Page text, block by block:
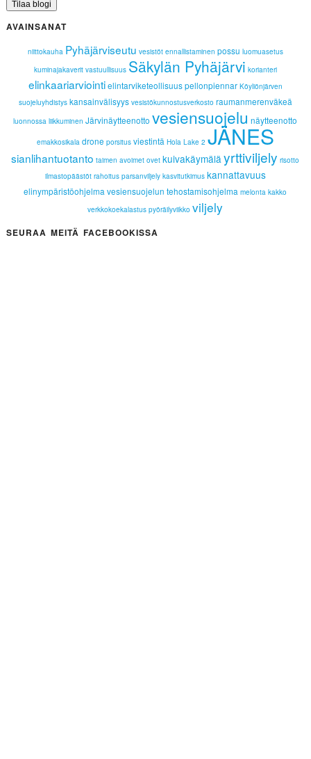
AVAINSANAT
niittokauha Pyhäjärviseutu vesistöt ennallistaminen possu luomuasetus
kuminajakaverit vastuullisuus Säkylän Pyhäjärvi korianteri
elinkaariarviointielintarviketeollisuuspellonpiennar Köyliönjärven
suojeluyhdistys kansainvälisyys vesistökunnostusverkosto raumanmerenväkeä
luonnossa liikkuminen Järvinäytteenotto vesiensuojelu näytteenotto
emakkosikala drone porsitus viestintä Hola Lake 2 JÄNES
sianlihantuotanto taimen avoimet ovet kuivakäymäläyrttiviljely risotto
ilmastopäästöt rahoitus parsanviljely kasvitutkimus kannattavuus
elinympäristöohjelma vesiensuojelun tehostamisohjelma melonta kakko
verkkokoekalastus pyöräilyviikko viljely
SEURAA MEITÄ FACEBOOKISSA